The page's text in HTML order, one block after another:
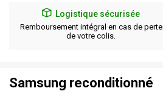
Logistique sécurisée
Remboursement intégral en cas de perte
de votre colis.
Samsung reconditionné